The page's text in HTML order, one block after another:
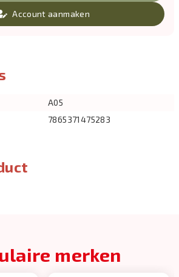
Account aanmaken
A05
7865371475283
merken